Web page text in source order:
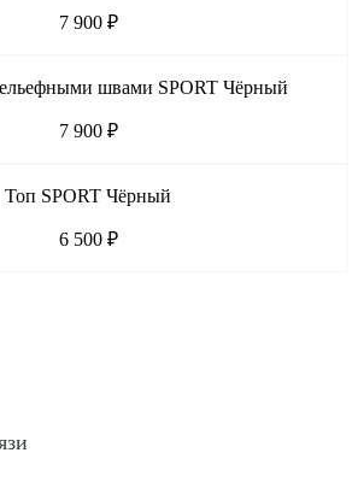
7 900 ₽
швами SPORT Чёрный
7 900 ₽
Топ SPORT Чёрный
6 500 ₽